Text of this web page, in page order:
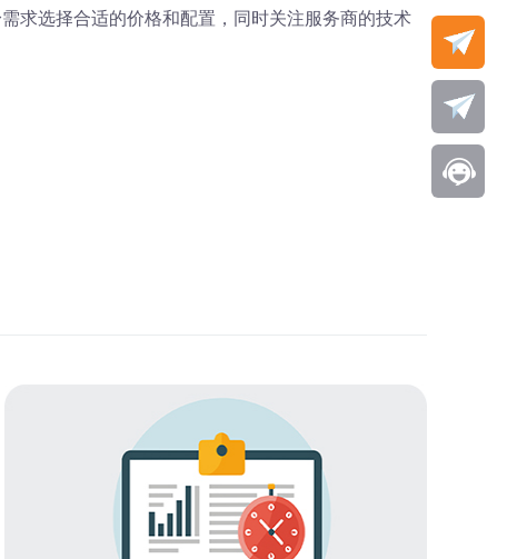
求选择合适的价格和配置，同时关注服务商的技术